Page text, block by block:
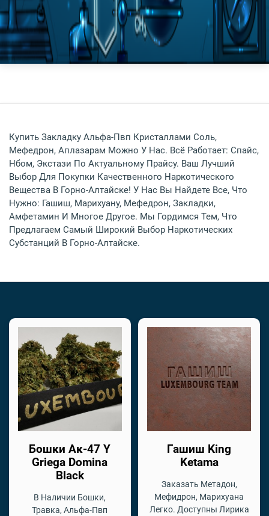
Купить Закладку Альфа-Пвп Кристаллами Соль,
Мефедрон, Аплазарам Можно У Нас. Всё Работает: Спайс,
Нбом, Экстази По Актуальному Прайсу. Ваш Лучший
Выбор Для Покупки Качественного Наркотического
Вещества В Горно-Алтайске! У Нас Вы Найдете Все, Что
Нужно: Гашиш, Марихуану, Мефедрон, Закладки,
Амфетамин И Многое Другое. Мы Гордимся Тем, Что
Предлагаем Самый Широкий Выбор Наркотических
Субстанций В Горно-Алтайске.
Бошки Ак-47 Y
Griega Domina
Black
В Наличии Бошки,
Травка, Альфа-Пвп
Гашиш King
Ketama
Заказать Метадон,
Мефидрон, Марихуана
Легко. Доступны Лирика